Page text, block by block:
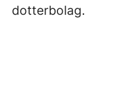
dotterbolag.